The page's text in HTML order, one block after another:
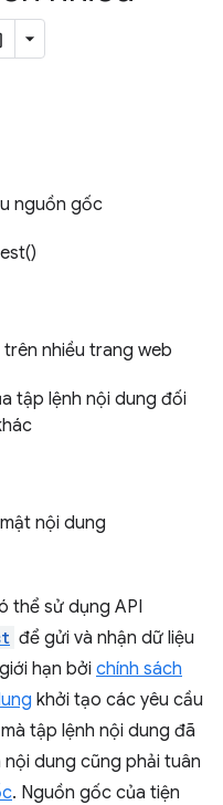
nguồn gốc
nhiều trang web
tập lệnh nội dung đối
nội dung
thể sử dụng API
để gửi và nhận dữ liệu
hạn bởi chính sách
khởi tạo các yêu cầu
tập lệnh nội dung đã
dung cũng phải tuân
. Nguồn gốc của tiện